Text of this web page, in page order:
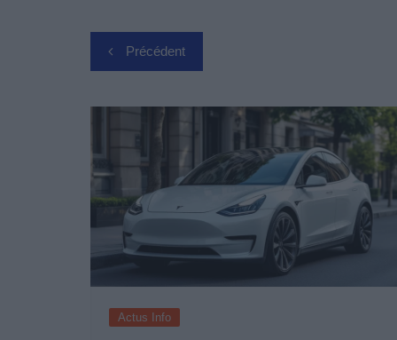
Navigation
de
l’article
Précédent
Actus Info